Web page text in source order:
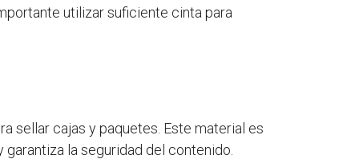
utilizar suficiente cinta para
sellar cajas y paquetes. Este material es
la seguridad del contenido.